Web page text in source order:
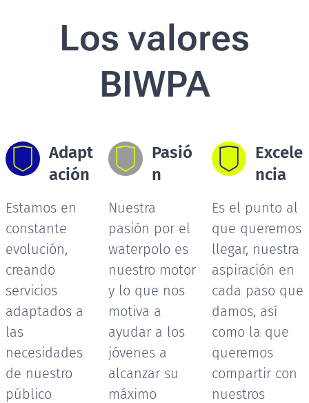
Los valores
BIWPA
Adapt
ación
Estamos en
constante
evolución,
creando
servicios
adaptados a
las
necesidades
de nuestro
público
Pasió
n
Nuestra
pasión por el
waterpolo es
nuestro motor
y lo que nos
motiva a
ayudar a los
jóvenes a
alcanzar su
máximo
Excele
ncia
Es el punto al
que queremos
llegar, nuestra
aspiración en
cada paso que
damos, así
como la que
queremos
compartir con
nuestros